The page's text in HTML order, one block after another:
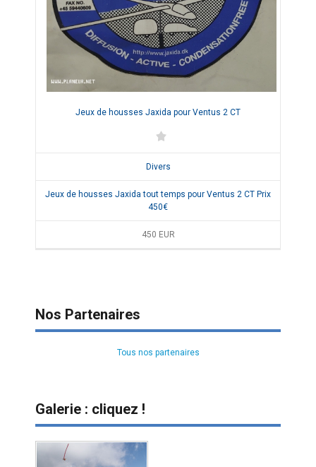
Jeux de housses Jaxida pour Ventus 2 CT
Divers
Jeux de housses Jaxida tout temps pour Ventus 2 CT Prix
450€
450 EUR
Nos Partenaires
Tous nos partenaires
Galerie : cliquez !